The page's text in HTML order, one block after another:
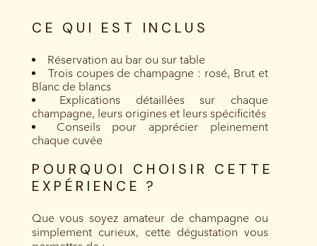
CE QUI EST INCLUS
Réservation au bar ou sur table
Trois coupes de champagne : rosé, Brut et
Blanc de blancs
Explications détaillées sur chaque
champagne, leurs origines et leurs spécificités
Conseils pour apprécier pleinement
chaque cuvée
POURQUOI CHOISIR CETTE
EXPÉRIENCE ?
Que vous soyez amateur de champagne ou
simplement curieux, cette dégustation vous